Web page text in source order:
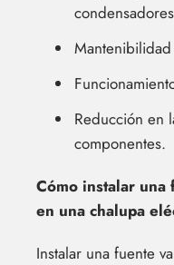
Reducción en
componentes.
Cómo instalar
en una chalupa
Instalar una fuente